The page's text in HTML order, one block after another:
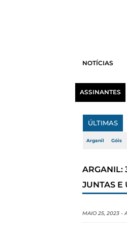
NOTÍCIAS
ASSINANTES
ÚLTIMAS
Arganil Góis
ARGANIL:
JUNTAS E
MAIO 25, 2023 -